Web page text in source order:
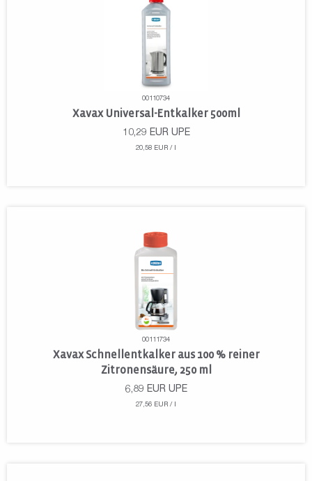
00110734
Xavax Universal-Entkalker 500ml
10,29 EUR UPE
20,58 EUR / l
00111734
Xavax Schnellentkalker aus 100 % reiner
Zitronensäure, 250 ml
6,89 EUR UPE
27,56 EUR / l